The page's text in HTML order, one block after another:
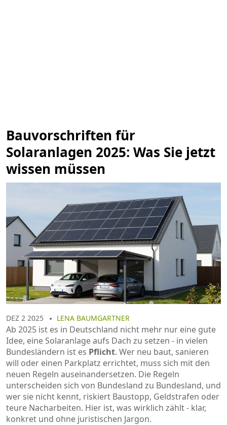
Bauvorschriften für
Solaranlagen 2025: Was Sie jetzt
wissen müssen
DEZ 2 2025 LENA BAUMGARTNER
Ab 2025 ist es in Deutschland nicht mehr nur eine gute
Idee, eine Solaranlage aufs Dach zu setzen - in vielen
Bundesländern ist es Pflicht. Wer neu baut, sanieren
will oder einen Parkplatz errichtet, muss sich mit den
neuen Regeln auseinandersetzen. Die Regeln
unterscheiden sich von Bundesland zu Bundesland, und
wer sie nicht kennt, riskiert Baustopp, Geldstrafen oder
teure Nacharbeiten. Hier ist, was wirklich zählt - klar,
konkret und ohne juristischen Jargon.